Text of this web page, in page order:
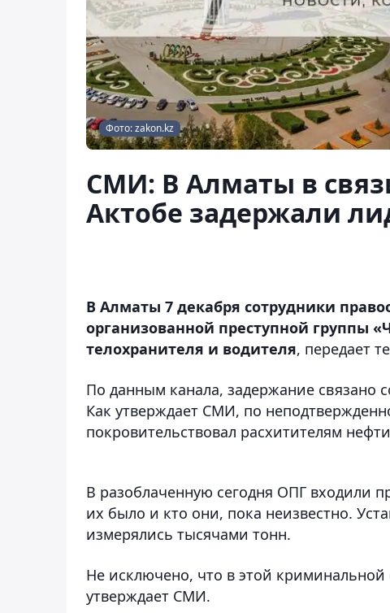
Фото: zakon.kz
СМИ: В Алматы в
Актобе задержали
В Алматы 7 декабря сотрудники
организованной преступной группы
телохранителя и водителя, передает
По данным канала, задержание связано
Как утверждает СМИ, по
покровительствовал расхитителям
В разоблаченную сегодня ОПГ входили
их было и кто они, пока неизвестно.
измерялись тысячами тонн.
Не исключено, что в этой
утверждает СМИ.